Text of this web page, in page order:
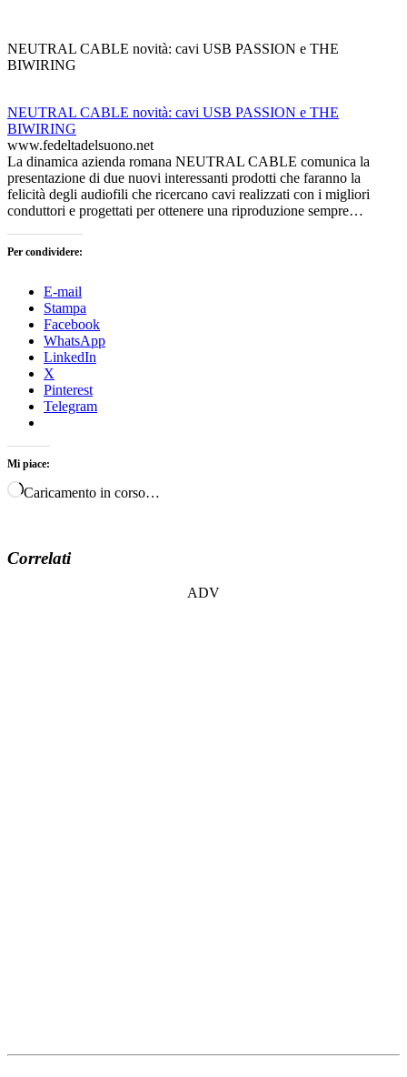
NEUTRAL CABLE novità: cavi USB PASSION e THE
BIWIRING
NEUTRAL CABLE novità: cavi USB PASSION e THE
BIWIRING
www.fedeltadelsuono.net
La dinamica azienda romana NEUTRAL CABLE comunica la
presentazione di due nuovi interessanti prodotti che faranno la
felicità degli audiofili che ricercano cavi realizzati con i migliori
conduttori e progettati per ottenere una riproduzione sempre…
Per condividere:
E-mail
Stampa
Facebook
WhatsApp
LinkedIn
X
Pinterest
Telegram
Mi piace:
Caricamento in corso…
Correlati
ADV